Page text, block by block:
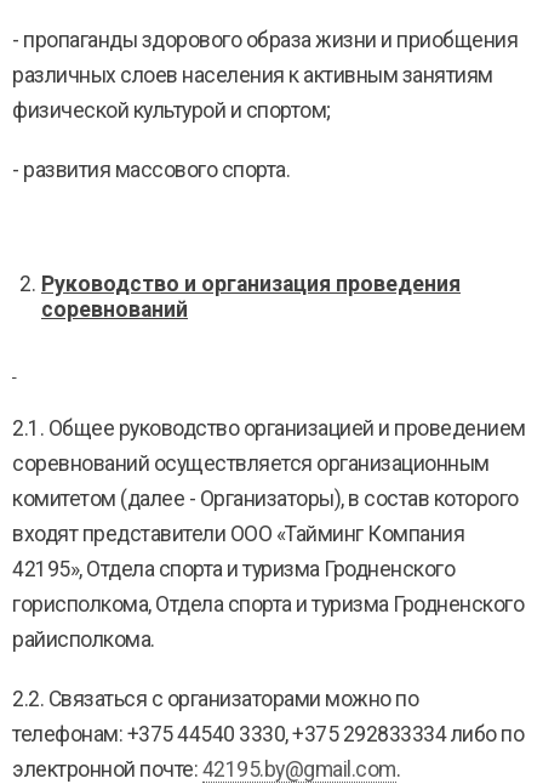
- пропаганды здорового образа жизни и приобщения
различных слоев населения к активным занятиям
физической культурой и спортом;
- развития массового спорта.
Руководство и организация проведения
соревнований
2.1. Общее руководство организацией и проведением
соревнований осуществляется организационным
комитетом (далее - Организаторы), в состав которого
входят представители ООО «Тайминг Компания
42195», Отдела спорта и туризма Гродненского
горисполкома, Отдела спорта и туризма Гродненского
райисполкома.
2.2. Связаться с организаторами можно по
телефонам: +375 44540 3330, +375 292833334 либо по
электронной почте: 42195.by@gmail.com.